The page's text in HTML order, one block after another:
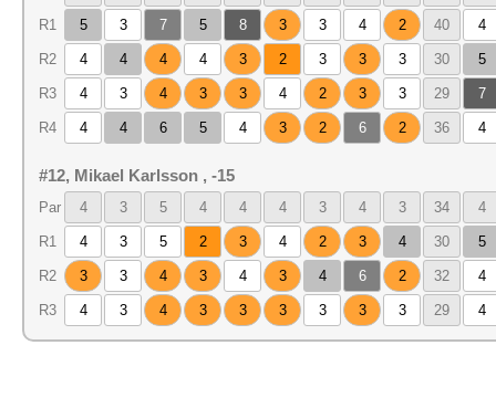
R1 5 3 7 5 8 3 3 4 2 40 4
R2 4 4 4 4 3 2 3 3 3 30 5
R3 4 3 4 3 3 4 2 3 3 29 7
R4 4 4 6 5 4 3 2 6 2 36 4
#12, Mikael Karlsson , -15
Par 4 3 5 4 4 4 3 4 3 34 4
R1 4 3 5 2 3 4 2 3 4 30 5
R2 3 3 4 3 4 3 4 6 2 32 4
R3 4 3 4 3 3 3 3 3 3 29 4